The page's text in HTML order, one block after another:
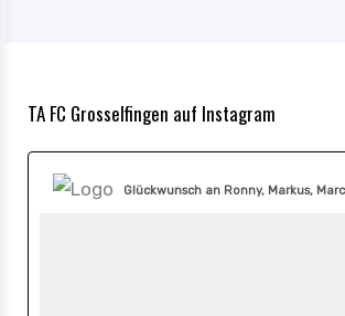
TA FC Grosselfingen auf Instagram
Glückwunsch an Ronny, Markus,